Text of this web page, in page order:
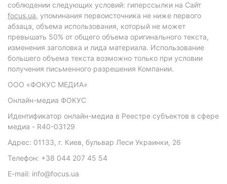
соблюдении следующих условий: гиперссылки на Сайт
focus.ua, упоминания первоисточника не ниже первого
абзаца, объема использования, который не может
превышать 50% от общего объема оригинального текста,
изменения заголовка и лида материала. Использование
большего объема текста возможно только при условии
получения письменного разрешения Компании.
ООО «ФОКУС МЕДИА»
Онлайн-медиа ФОКУС
Идентификатор онлайн-медиа в Реестре субъектов в сфере
медиа - R40-03129
Адрес: 01133, г. Киев, бульвар Леси Украинки, 26
Телефон: +38 044 207 45 54
E-mail: info@focus.ua